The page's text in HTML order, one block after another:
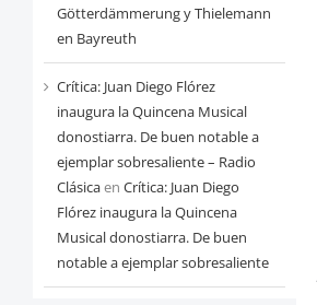
Götterdämmerung y Thielemann
en Bayreuth
Crítica: Juan Diego Flórez
inaugura la Quincena Musical
donostiarra. De buen notable a
ejemplar sobresaliente – Radio
Clásicaen Crítica: Juan Diego
Flórez inaugura la Quincena
Musical donostiarra. De buen
notable a ejemplar sobresaliente